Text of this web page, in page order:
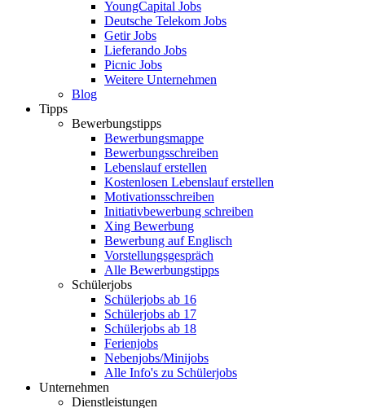
YoungCapital Jobs
Deutsche Telekom Jobs
Getir Jobs
Lieferando Jobs
Picnic Jobs
Weitere Unternehmen
Blog
Tipps
Bewerbungstipps
Bewerbungsmappe
Bewerbungsschreiben
Lebenslauf erstellen
Kostenlosen Lebenslauf erstellen
Motivationsschreiben
Initiativbewerbung schreiben
Xing Bewerbung
Bewerbung auf Englisch
Vorstellungsgespräch
Alle Bewerbungstipps
Schülerjobs
Schülerjobs ab 16
Schülerjobs ab 17
Schülerjobs ab 18
Ferienjobs
Nebenjobs/Minijobs
Alle Info's zu Schülerjobs
Unternehmen
Dienstleistungen